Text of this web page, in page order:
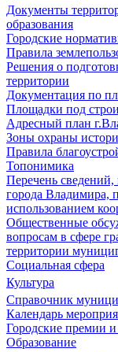
Документы
образования
Городские
Правила
Решения о
территории
Документация по
Площадки под
Адресный план
Зоны охраны
Правила
Топонимика
Перечень
города Владимира,
использованием
Общественные
вопросам в сфере
территории
Социальная сфера
Культура
Справочник
Календарь
Городские премии
Образование